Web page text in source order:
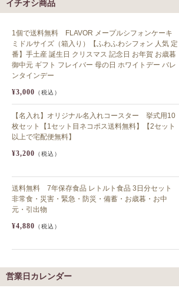
イチオシ商品
1個で送料無料 FLAVOR メープルシフォンケーキ
ミドルサイズ（箱入り）【ふわふわシフォン 人気 定
番】手土産 誕生日 クリスマス 記念日 お年賀 お歳暮
御中元 ギフト フレイバー 母の日 ホワイトデー バレ
ンタインデー
¥3,000 （税込）
【名入れ】オリジナル名入れコースター 挙式用10
枚セット【1セット目ネコポス送料無料】【2セット
以上で宅配便無料】
¥3,200 （税込）
送料無料 7年保存食品 レトルト食品 3日分セット
非常食・災害・緊急・防災・備蓄・お歳暮・お中
元・引出物
¥4,880 （税込）
営業日カレンダー